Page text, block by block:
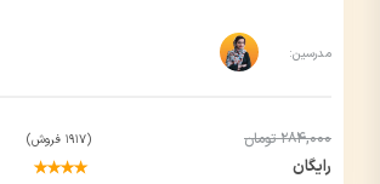
مدرسین:
284,000 تومان
رایگان
(1917 فروش)